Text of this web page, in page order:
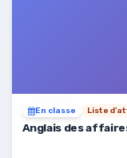
En classe Liste
Anglais des